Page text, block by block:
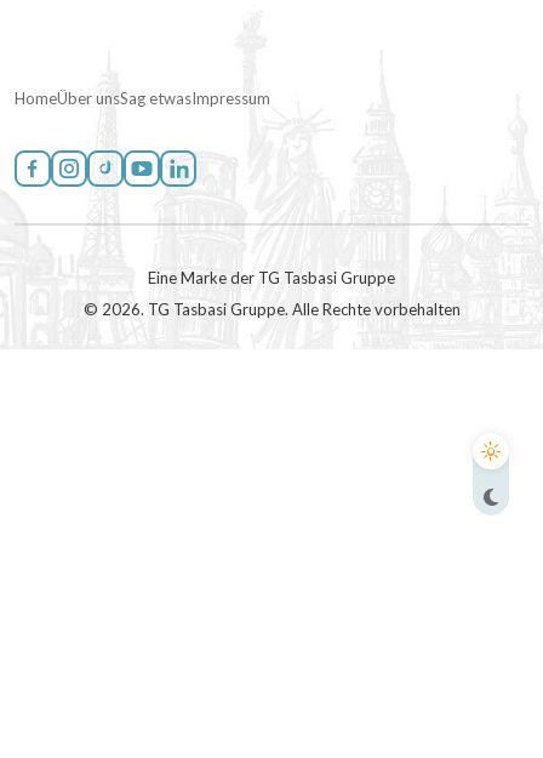
HomeÜber unsSag etwasImpressum
Eine Marke der TG Tasbasi Gruppe
© 2026. TG Tasbasi Gruppe. Alle Rechte vorbehalten